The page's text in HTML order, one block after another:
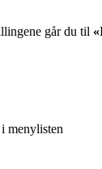
går du til
i menylisten